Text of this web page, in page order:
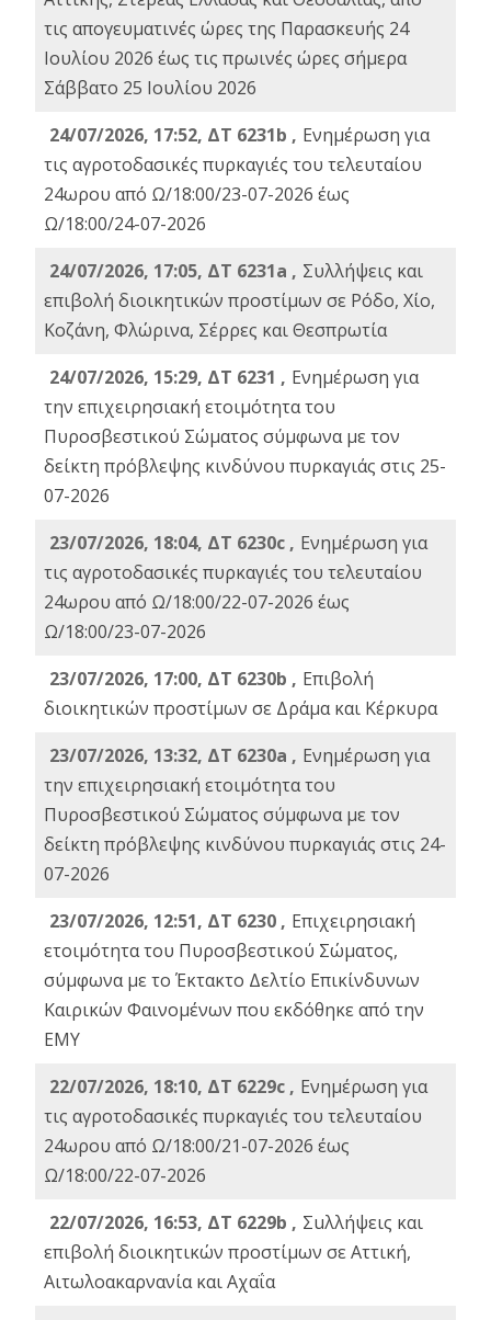
τις απογευματινές ώρες της Παρασκευής 24
Ιουλίου 2026 έως τις πρωινές ώρες σήμερα
Σάββατο 25 Ιουλίου 2026
24/07/2026, 17:52, ΔΤ 6231b , Ενημέρωση για
τις αγροτοδασικές πυρκαγιές του τελευταίου
24ωρου από Ω/18:00/23-07-2026 έως
Ω/18:00/24-07-2026
24/07/2026, 17:05, ΔΤ 6231a , Συλλήψεις και
επιβολή διοικητικών προστίμων σε Ρόδο, Χίο,
Κοζάνη, Φλώρινα, Σέρρες και Θεσπρωτία
24/07/2026, 15:29, ΔΤ 6231 , Ενημέρωση για
την επιχειρησιακή ετοιμότητα του
Πυροσβεστικού Σώματος σύμφωνα με τον
δείκτη πρόβλεψης κινδύνου πυρκαγιάς στις 25-
07-2026
23/07/2026, 18:04, ΔΤ 6230c , Ενημέρωση για
τις αγροτοδασικές πυρκαγιές του τελευταίου
24ωρου από Ω/18:00/22-07-2026 έως
Ω/18:00/23-07-2026
23/07/2026, 17:00, ΔΤ 6230b , Επιβολή
διοικητικών προστίμων σε Δράμα και Κέρκυρα
23/07/2026, 13:32, ΔΤ 6230a , Ενημέρωση για
την επιχειρησιακή ετοιμότητα του
Πυροσβεστικού Σώματος σύμφωνα με τον
δείκτη πρόβλεψης κινδύνου πυρκαγιάς στις 24-
07-2026
23/07/2026, 12:51, ΔΤ 6230 , Επιχειρησιακή
ετοιμότητα του Πυροσβεστικού Σώματος,
σύμφωνα με το Έκτακτο Δελτίο Επικίνδυνων
Καιρικών Φαινομένων που εκδόθηκε από την
ΕΜΥ
22/07/2026, 18:10, ΔΤ 6229c , Ενημέρωση για
τις αγροτοδασικές πυρκαγιές του τελευταίου
24ωρου από Ω/18:00/21-07-2026 έως
Ω/18:00/22-07-2026
22/07/2026, 16:53, ΔΤ 6229b , Σuλλήψεις και
επιβολή διοικητικών προστίμων σε Αττική,
Αιτωλοακαρνανία και Αχαΐα